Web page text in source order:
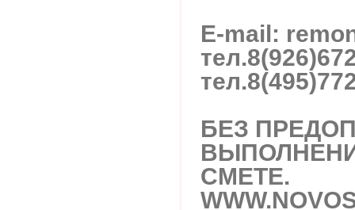
E-mail:
тел.
тел.
БЕЗ
СМЕТЕ.